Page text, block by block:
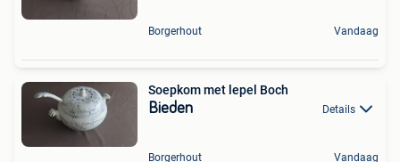
Borgerhout Vandaag
Soepkom met lepel Boch
Bieden Details
Borgerhout Vandaag